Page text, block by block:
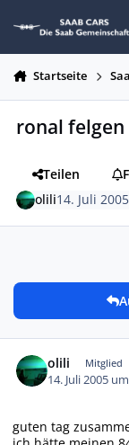
Startseite
ronal felgen
Teilen
olili14. Juli
olili Mitglied
14. Juli 2005
guten tag